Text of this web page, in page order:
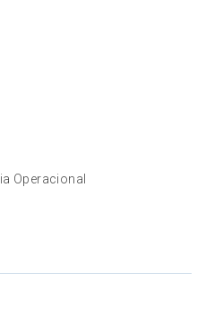
Operacional